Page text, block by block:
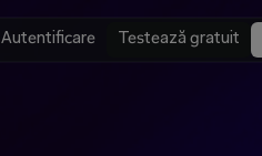
Autentificare Testează gratuit